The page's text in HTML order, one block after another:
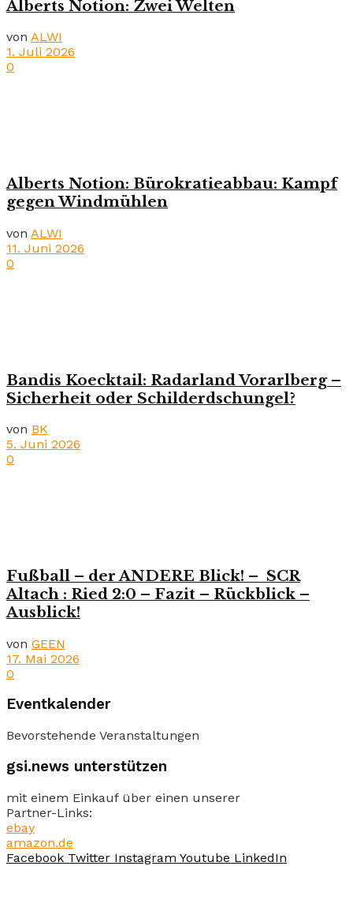
Alberts Notion: Zwei Welten
von ALWI
1. Juli 2026
0
Alberts Notion: Bürokratieabbau: Kampf
gegen Windmühlen
von ALWI
11. Juni 2026
0
Bandis Koecktail: Radarland Vorarlberg –
Sicherheit oder Schilderdschungel?
von BK
5. Juni 2026
0
Fußball – der ANDERE Blick! – SCR
Altach : Ried 2:0 – Fazit – Rückblick –
Ausblick!
von GEEN
17. Mai 2026
0
Eventkalender
Bevorstehende Veranstaltungen
gsi.news unterstützen
mit einem Einkauf über einen unserer
Partner-Links:
ebay
amazon.de
Facebook Twitter Instagram Youtube LinkedIn